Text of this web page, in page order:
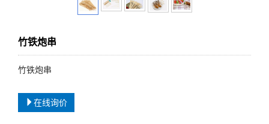
竹铁炮串
竹铁炮串
在线询价